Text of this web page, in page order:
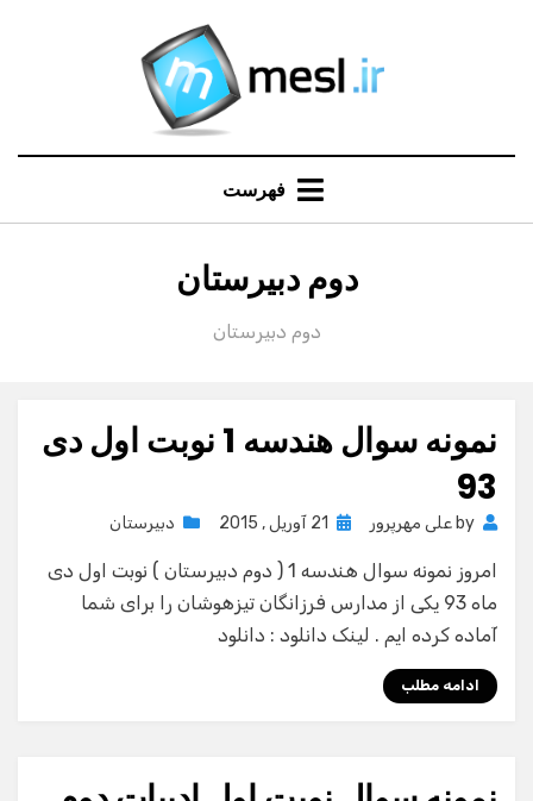
فهرست
دسته
:
دوم دبیرستان
دوم دبیرستان
نمونه سوال هندسه 1 نوبت اول دی
93
by علی مهرپرور
Posted
21 آوریل , 2015 دبیرستان
امروز نمونه سوال هندسه 1 ( دوم دبیرستان ) نوبت اول دی
ماه 93 یکی از مدارس فرزانگان تیزهوشان را برای شما
آماده کرده ایم . لینک دانلود : دانلود
ادامه مطلب